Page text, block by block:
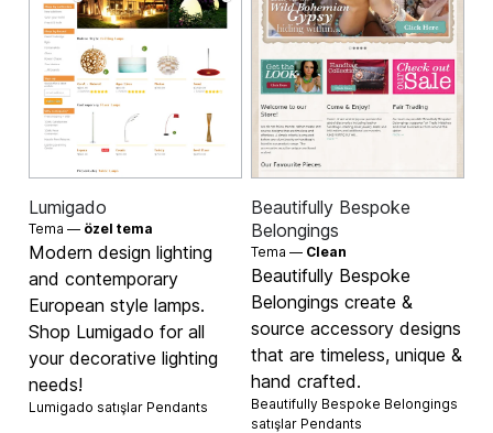
Lumigado
Tema — özel tema
Modern design lighting
and contemporary
European style lamps.
Shop Lumigado for all
your decorative lighting
needs!
Lumigado satışlar Pendants
Beautifully Bespoke
Belongings
Tema — Clean
Beautifully Bespoke
Belongings create &
source accessory designs
that are timeless, unique &
hand crafted.
Beautifully Bespoke Belongings
satışlar Pendants